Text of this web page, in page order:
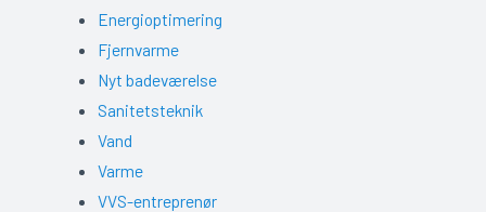
Energioptimering
Fjernvarme
Nyt badeværelse
Sanitetsteknik
Vand
Varme
VVS-entreprenør